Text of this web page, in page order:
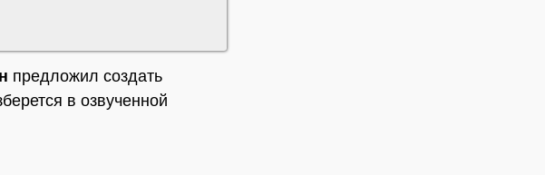
предложил создать
в озвученной